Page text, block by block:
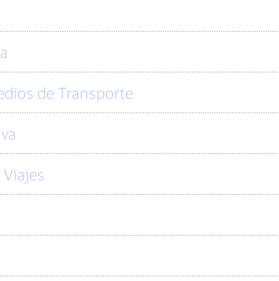
de Transporte